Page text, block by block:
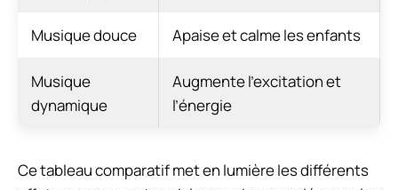
Musique douce Apaise et calme les enfants
Musique
dynamique
Augmente l’excitation et
l’énergie
Ce tableau comparatif met en lumière les différents